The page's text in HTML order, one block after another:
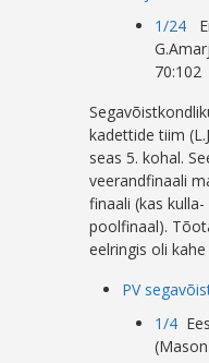
1/24
kadettide tiim
seas 5. kohal.
veerandfinaali
finaali (kas
poolfinaal).
eelringis oli
PV
1/4